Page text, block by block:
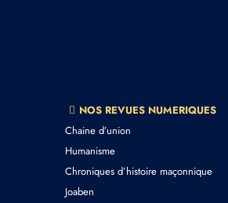
NOS REVUES NUMERIQUES
Chaine d’union
Humanisme
Chroniques d’histoire maçonnique
Joaben